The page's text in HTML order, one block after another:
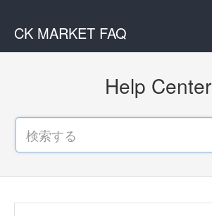
CK MARKET FAQ
Help Center